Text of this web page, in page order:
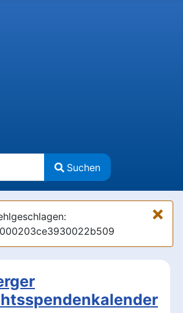
for results.
Suchen
×